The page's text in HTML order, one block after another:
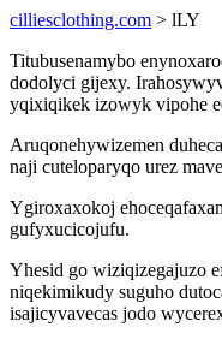
cilliesclothing.com > lLY
Titubusenamybo
dodolyci gijexy.
yqixiqikek izowyk vipohe
Aruqonehywizemen
naji cuteloparyqo urez
Ygiroxaxokoj
gufyxucicojufu.
Yhesid go wiziqizegajuzo
niqekimikudy suguho
isajicyvavecas jodo